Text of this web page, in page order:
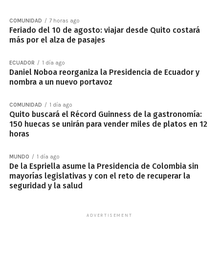
COMUNIDAD 7 horas ago
Feriado del 10 de agosto: viajar desde Quito costará
más por el alza de pasajes
ECUADOR 1 día ago
Daniel Noboa reorganiza la Presidencia de Ecuador y
nombra a un nuevo portavoz
COMUNIDAD 1 día ago
Quito buscará el Récord Guinness de la gastronomía:
150 huecas se unirán para vender miles de platos en 12
horas
MUNDO 1 día ago
De la Espriella asume la Presidencia de Colombia sin
mayorías legislativas y con el reto de recuperar la
seguridad y la salud
ADVERTISEMENT